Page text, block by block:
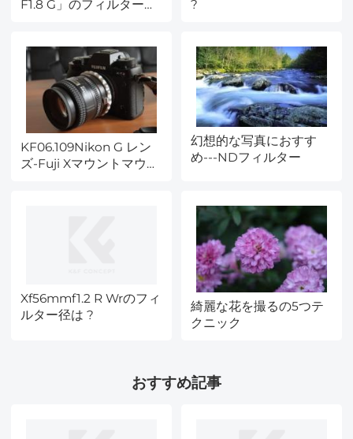
F1.8 G」のフィルター径
?
KF06.109Nikon G レン
ズ-Fuji Xマウントマウン
幻想的な写真におすす
め---NDフィルター
Xf56mmf1.2 R Wrのフィ
ルター径は ?
綺麗な花を撮るの5つテ
クニック
おすすめ記事